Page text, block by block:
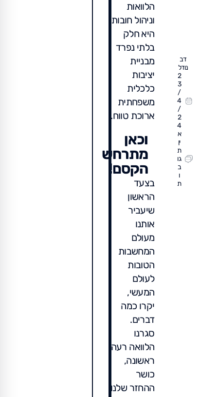
דב
נודל
2
3
/
4
/
2
4
א
ין
ת
גו
ב
ו
ת
הלוואות
וניהול חובות
היא חלק
בלתי נפרד
מבניית
יציבות
כלכלית
משפחתית
ארוכת טווח.
וכאן
מתרחש
הקסם!
בצעד
הראשון
שיעביר
אותנו
מעולם
המחשבות
הטובות
לעולם
המעשי,
יקרו כמה
דברים.
סגרנו
הלוואה רעה
ראשונה,
כושר
ההחזר שלנו